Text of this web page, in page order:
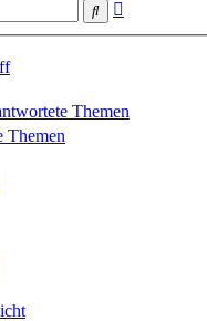
Suche
Themen
Themen